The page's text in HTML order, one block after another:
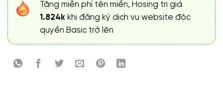
Tặng miễn phí tên miền, Hosing trị giá
1.824k khi đăng ký dịch vụ website độc
quyền Basic trở lên